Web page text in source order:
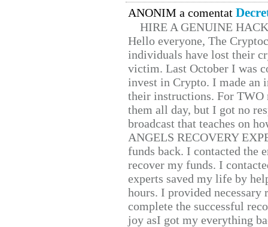
ANONIM a comentat
HIRE A GENUINE
Hello everyone, The
individuals have lost their
victim. Last October I was
invest in Crypto. I made
their instructions. For TWO
them all day, but I got no
broadcast that teaches on
ANGELS RECOVERY
funds back. I contacted the
recover my funds. I
experts saved my life by
hours. I provided
complete the successful
joy asI got my everything